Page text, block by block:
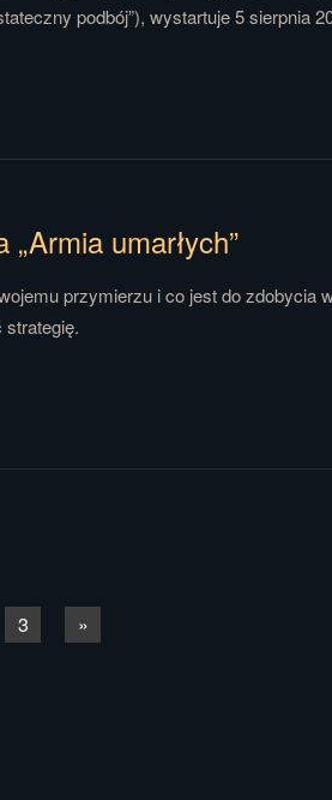
podbój”), wystartuje 5 sierpnia
umarłych”
przymierzu i co jest do zdobycia
3 »